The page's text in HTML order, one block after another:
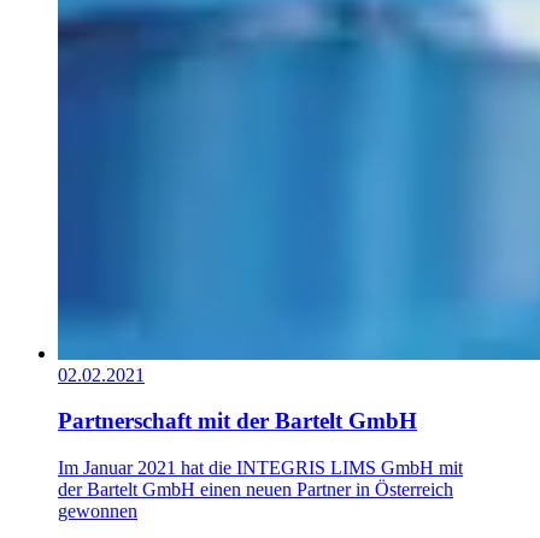
02.02.2021
Partnerschaft mit der Bartelt GmbH
Im Januar 2021 hat die INTEGRIS LIMS GmbH mit
der Bartelt GmbH einen neuen Partner in Österreich
gewonnen